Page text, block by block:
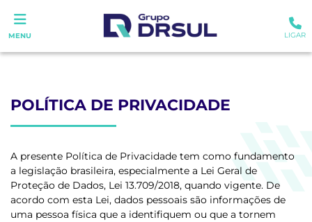
MENU LIGAR
POLÍTICA DE PRIVACIDADE
A presente Política de Privacidade tem como fundamento
a legislação brasileira, especialmente a Lei Geral de
Proteção de Dados, Lei 13.709/2018, quando vigente. De
acordo com esta Lei, dados pessoais são informações de
uma pessoa física que a identifiquem ou que a tornem